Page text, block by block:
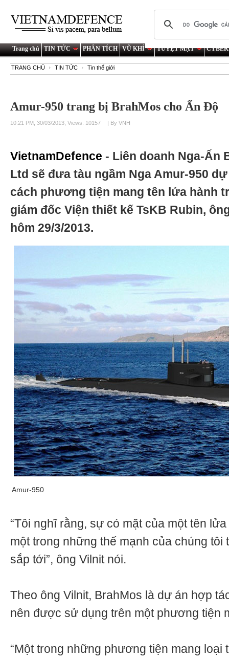
Trang chủ TIN TỨC PHÂN TÍCH VŨ KHÍ TUYỆT MẬT
TRANG CHỦ TIN TỨC Tin thế giới
Amur-950 trang bị BrahMos cho Ấn Độ
10:21 PM, 30/03/2013, Views: 10157 | By VNH
VietnamDefence - Liên doanh Nga-Ấn
Ltd sẽ đưa tàu ngầm Nga Amur-950
cách phương tiện mang tên lửa hành
giám đốc Viện thiết kế TsKB Rubin,
hôm 29/3/2013.
Amur-950
“Tôi nghĩ rằng, sự có mặt của một tên
một trong những thế mạnh của chúng tôi
sắp tới”, ông Vilnit nói.
Theo ông Vilnit, BrahMos là dự án hợp
nên được sử dụng trên một phương tiện
“Một trong những phương tiện mang loại